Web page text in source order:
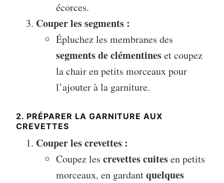
écorces.
Couper les segments :
Épluchez les membranes des
segments de clémentineset coupez
la chair en petits morceaux pour
l’ajouter à la garniture.
2. PRÉPARER LA GARNITURE AUX
CREVETTES
Couper les crevettes :
Coupez les crevettes cuitesen petits
morceaux, en gardantquelques